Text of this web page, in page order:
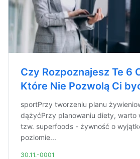
Czy Rozpoznajesz Te 6
Które Nie Pozwolą Ci
sportPrzy tworzeniu planu
dążyćPrzy planowaniu diety, warto
tzw. superfoods - żywność o
poziomie...
30.11.-0001